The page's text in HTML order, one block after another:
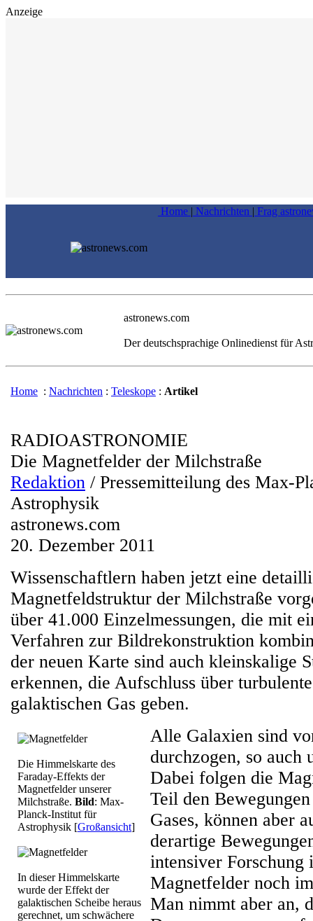
Anzeige
Home | Nachrichten | Frag
astronews.com
Der deutschsprachige Onlinedienst für
Home : Nachrichten : Teleskope : Artikel
RADIOASTRONOMIE
Die Magnetfelder der Milchstraße
Redaktion / Pressemitteilung des Max-
Astrophysik
astronews.com
20. Dezember 2011
Wissenschaftlern haben jetzt eine
Magnetfeldstruktur der Milchstraße
über 41.000 Einzelmessungen, die mit
Verfahren zur Bildrekonstruktion
der neuen Karte sind auch kleinskalige
erkennen, die Aufschluss über
galaktischen Gas geben.
Die Himmelskarte des
Faraday-Effekts der
Magnetfelder unserer
Milchstraße. Bild: Max-
Planck-Institut für
Astrophysik [Großansicht]
In dieser Himmelskarte
wurde der Effekt der
galaktischen Scheibe heraus
gerechnet, um schwächere
Alle Galaxien sind
durchzogen, so auch
Dabei folgen die
Teil den
Gases, können aber
derartige
intensiver Forschung
Magnetfelder noch
Man nimmt aber an,